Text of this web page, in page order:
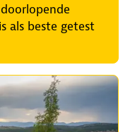
als beste getest